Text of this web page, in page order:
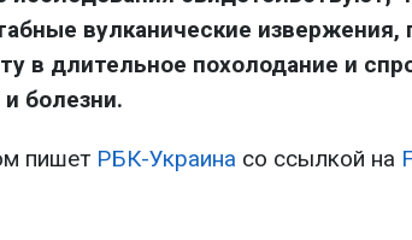
вулканические извержения,
в длительное похолодание и
болезни.
пишет РБК-Украина со ссылкой на